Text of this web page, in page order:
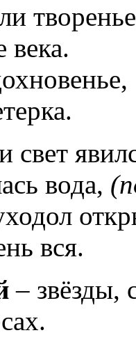
века.
свет
вода,
вся.
– звёзды,